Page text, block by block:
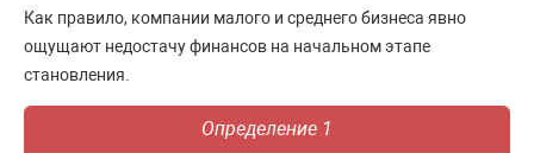
Как правило, компании малого и среднего бизнеса явно
ощущают недостачу финансов на начальном этапе
становления.
Определение 1